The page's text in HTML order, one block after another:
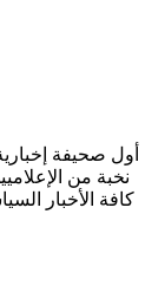
أول صحيفة
نخبة من
كافة الأخبار